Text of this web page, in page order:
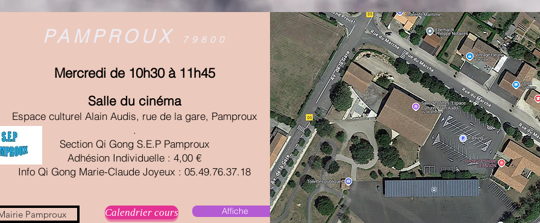
PAMPROUX 79800
Mercredi de 10h30 à 11h45
Salle du cinéma
Espace culturel Alain Audis, rue de la gare, Pamproux
.
Section Qi Gong S.E.P Pamproux
Adhésion Individuelle : 4,00 €
Info Qi Gong Marie-Claude Joyeux : 05.49.76.37.18
Pamproux Calendrier cours Affiche